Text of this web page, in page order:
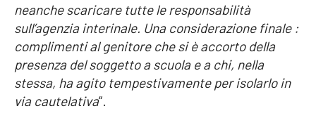
neanche scaricare tutte le responsabilità
sull’agenzia interinale. Una considerazione finale :
complimenti al genitore che si è accorto della
presenza del soggetto a scuola e a chi, nella
stessa, ha agito tempestivamente per isolarlo in
via cautelativa“.